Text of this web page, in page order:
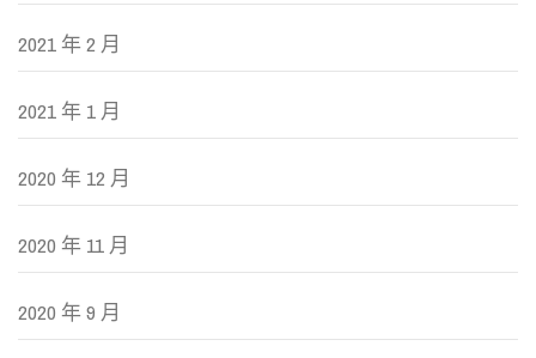
2021 年 2 月
2021 年 1 月
2020 年 12 月
2020 年 11 月
2020 年 9 月